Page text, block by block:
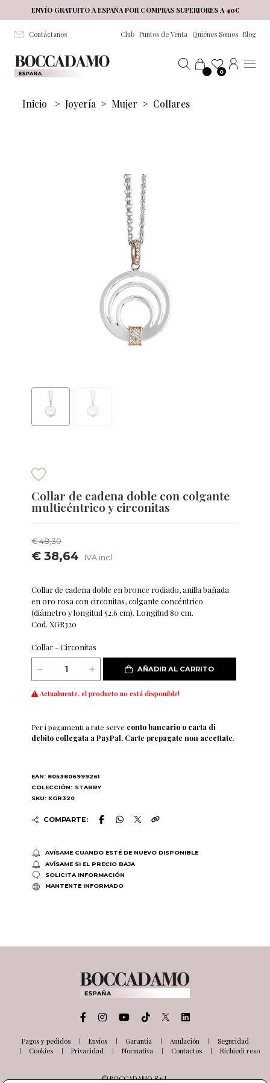
Salta al contenuto principale
ENVÍO GRATUITO A ESPAÑA POR COMPRAS SUPERIORES A 40€
Contáctanos Club Puntos de Venta Quiénes Somos Blog
0
Inicio > Joyería > Mujer > Collares
Collar de cadena doble con colgante
multicéntrico y circonitas
€ 48,30
€ 38,64 IVA incl.
Collar de cadena doble en bronce rodiado, anilla bañada
en oro rosa con circonitas, colgante concéntrico
(diámetro y longitud 52,6 cm). Longitud 80 cm.
Cod. XGR320
Collar - Circonitas
AÑADIR AL CARRITO
Actualmente, el producto no está disponible!
Per i pagamenti a rate serve conto bancario o carta di
debito collegata a PayPal. Carte prepagate non accettate.
EAN: 8053806999261
COLECCIÓN: STARRY
SKU: XGR320
COMPARTE:
AVÍSAME CUANDO ESTÉ DE NUEVO DISPONIBLE
AVÍSAME SI EL PRECIO BAJA
SOLICITA INFORMACIÓN
MANTENTE INFORMADO
Pagos y pedidos Envíos Garantía Anulación
Seguridad
Cookies
Privacidad Normativa Contactos Richiedi reso
© BOCCADAMO S.r.l.